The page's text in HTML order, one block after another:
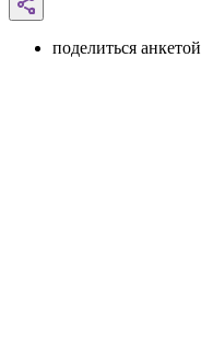
поделиться анкетой